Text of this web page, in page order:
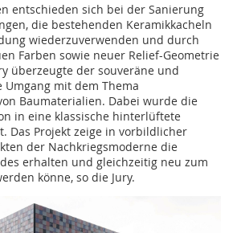
entschieden sich bei der Sanierung
die bestehenden Keramikkacheln
wiederzuverwenden und durch
Farben sowie neuer Relief-Geometrie
überzeugte der souveräne und
mit dem Thema
Baumaterialien. Dabei wurde die
in eine klassische hinterlüftete
Das Projekt zeige in vorbildlicher
der Nachkriegsmoderne die
erhalten und gleichzeitig neu zum
könne, so die Jury.